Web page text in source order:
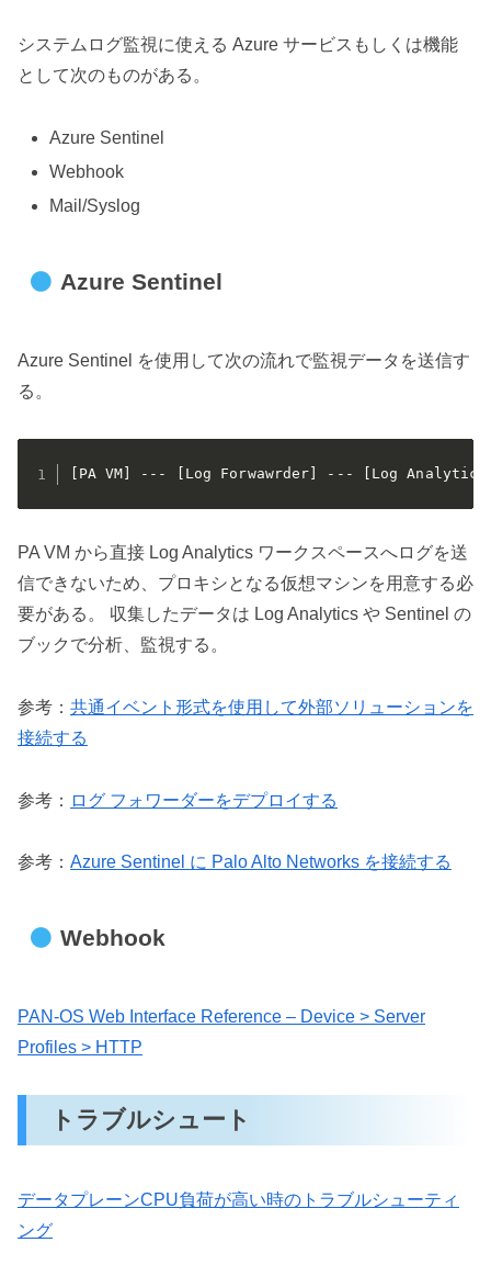
システムログ監視に使える Azure サービスもしくは機能
として次のものがある。
Azure Sentinel
Webhook
Mail/Syslog
Azure Sentinel
Azure Sentinel を使用して次の流れで監視データを送信す
る。
[PA VM] --- [Log Forwawrder] --- [Log
PA VM から直接 Log Analytics ワークスペースへログを送
信できないため、プロキシとなる仮想マシンを用意する必
要がある。 収集したデータは Log Analytics や Sentinel の
ブックで分析、監視する。
参考： 共通イベント形式を使用して外部ソリューションを
接続する
参考： ログ フォワーダーをデプロイする
参考： Azure Sentinel に Palo Alto Networks を接続する
Webhook
PAN-OS Web Interface Reference – Device > Server
Profiles > HTTP
トラブルシュート
データプレーンCPU負荷が高い時のトラブルシューティ
ング